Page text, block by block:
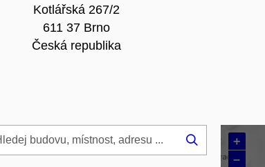
Kotlářská 267/2
611 37 Brno
Česká republika
+
–
Hledej